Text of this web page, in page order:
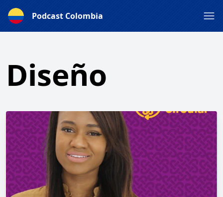
Podcast Colombia
Diseño